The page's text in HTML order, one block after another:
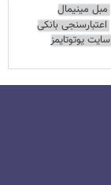
مبل مینیمال
اعتبارسنجی بانکی
سایت یوتوتایمز